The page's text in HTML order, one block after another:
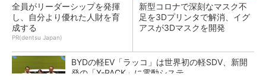
全員がリーダーシップを発揮
し、自分より優れた人財を育
成する
PR(dentsu Japan)
新型コロナで深刻なマスク不
足を3Dプリンタで解消、イグ
アスが3Dマスクを開発
BYDの軽EV「ラッコ」は世界初の軽SDV、新開
発の「X-PACK」に電動システ...